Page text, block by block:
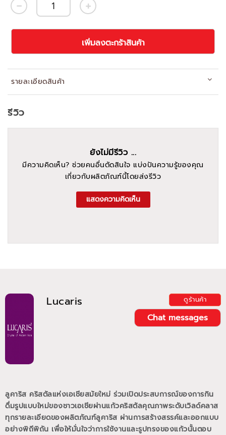
เพิ่มลงตะกร้าสินค้า
รายละเอียดสินค้า
Lucaris ดูร้านค้า
Chat messages
ลูคาริส คริสตัลแห่งเอเชียสมัยใหม่ ร่วมเปิดประสบการณ์ของการกิน
ดื่มรูปแบบใหม่ของชาวเอเชียผ่านแก้วคริสตัลคุณภาพระดับเวิลด์คลาส
ทุกรายละเอียดของผลิตภัณฑ์ลูคาริส ผ่านการสร้างสรรค์และออกแบบ
อย่างพิถีพิถัน เพื่อให้มั่นใจว่าการใช้งานและรูปทรงของแก้วนั้นตอบ
รีวิว
ยังไม่มีรีวิว ...
มีความคิดเห็น? ช่วยคนอื่นตัดสินใจ แบ่งปันความรู้ของคุณ
เกี่ยวกับผลิตภัณฑ์นี้โดยส่งรีวิว
แสดงความคิดเห็น